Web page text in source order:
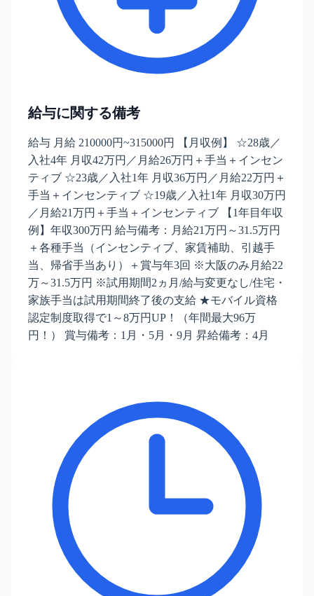
給与に関する備考
給与 月給 210000円~315000円 【月収例】 ☆28歳／
入社4年 月収42万円／月給26万円＋手当＋インセン
ティブ ☆23歳／入社1年 月収36万円／月給22万円＋
手当＋インセンティブ ☆19歳／入社1年 月収30万円
／月給21万円＋手当＋インセンティブ 【1年目年収
例】年収300万円 給与備考：月給21万円～31.5万円
＋各種手当（インセンティブ、家賃補助、引越手
当、帰省手当あり）＋賞与年3回 ※大阪のみ月給22
万～31.5万円 ※試用期間2ヵ月/給与変更なし/住宅・
家族手当は試用期間終了後の支給 ★モバイル資格
認定制度取得で1～8万円UP！（年間最大96万
円！） 賞与備考：1月・5月・9月 昇給備考：4月